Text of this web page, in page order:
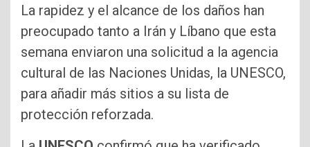
La rapidez y el alcance de los daños han
preocupado tanto a Irán y Líbano que esta
semana enviaron una solicitud a la agencia
cultural de las Naciones Unidas, la UNESCO,
para añadir más sitios a su lista de
protección reforzada.